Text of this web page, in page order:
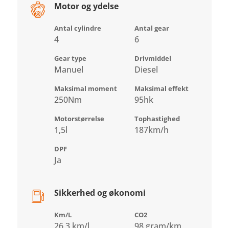
Motor og ydelse
Antal cylindre
4
Antal gear
6
Gear type
Manuel
Drivmiddel
Diesel
Maksimal moment
250Nm
Maksimal effekt
95hk
Motorstørrelse
1,5l
Tophastighed
187km/h
DPF
Ja
Sikkerhed og økonomi
Km/L
26,3 km/l
CO2
98 gram/km